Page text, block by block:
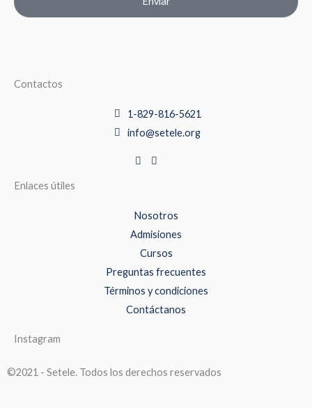
Contactos
1-829-816-5621
info@setele.org
Enlaces útiles
Nosotros
Admisiones
Cursos
Preguntas frecuentes
Términos y condiciones
Contáctanos
Instagram
©2021 - Setele. Todos los derechos reservados